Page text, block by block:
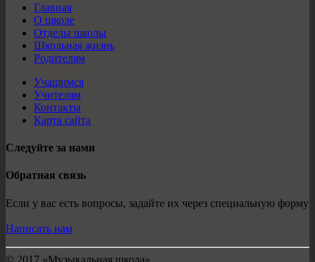
Главная
О школе
Отделы школы
Школьная жизнь
Родителям
Учащимся
Учителям
Контакты
Карта сайта
Следуйте за нами
Обратная связь
Если у вас есть вопросы, задайте их через специальную форму
Написать нам
© 2017 «Музыкальная школа»